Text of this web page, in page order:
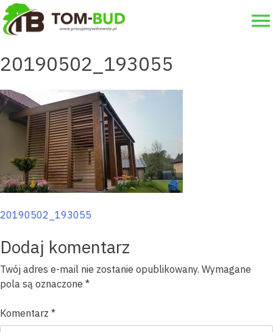
Skip
to
content
×
STRONA GŁÓWNA
OFERTA
O NAS
DLACZEGO MY?
GALERIA
KONTAKT
20190502_193055
Nawigacja
wpisu
20190502_193055
Dodaj komentarz
Twój adres e-mail nie zostanie opublikowany. Wymagane
pola są oznaczone *
Komentarz *